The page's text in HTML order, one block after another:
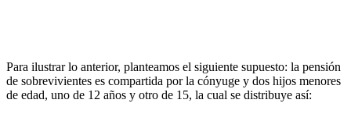
Para ilustrar lo anterior, planteamos el siguiente supuesto: la pensión
de sobrevivientes es compartida por la cónyuge y dos hijos menores
de edad, uno de 12 años y otro de 15, la cual se distribuye así: